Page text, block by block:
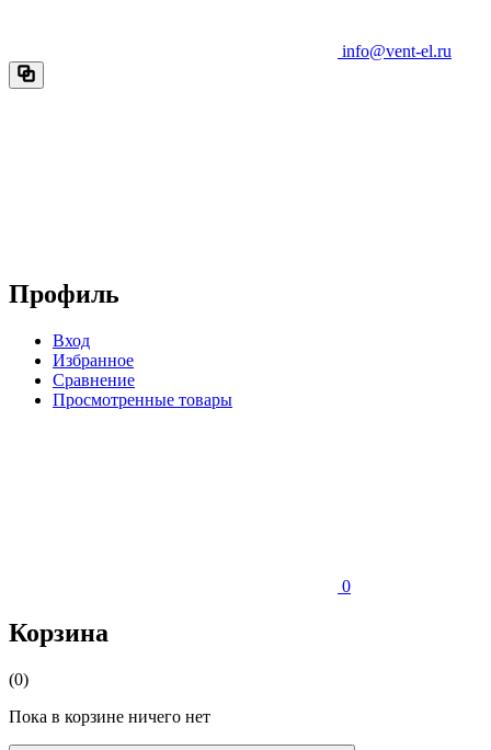
info@vent-el.ru
Профиль
Вход
Избранное
Сравнение
Просмотренные товары
0
Корзина
(0)
Пока в корзине ничего нет